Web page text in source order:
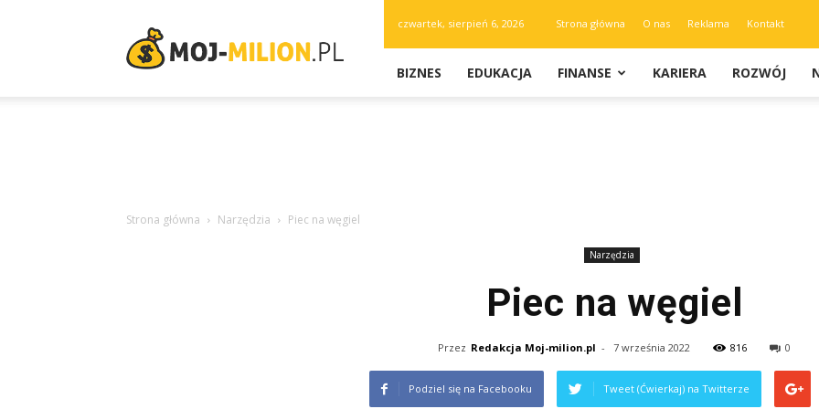
milion.pl
czwartek, sierpień 6, 2026 Strona główna O nas Reklama Kontakt
BIZNES EDUKACJA FINANSE KARIERA ROZWÓJ
Strona główna Narzędzia Piec na węgiel
Narzędzia
Piec na węgiel
Przez Redakcja Moj-milion.pl - 7 września 2022 816 0
Podziel się na Facebooku Tweet (Ćwierkaj) na Twitterze